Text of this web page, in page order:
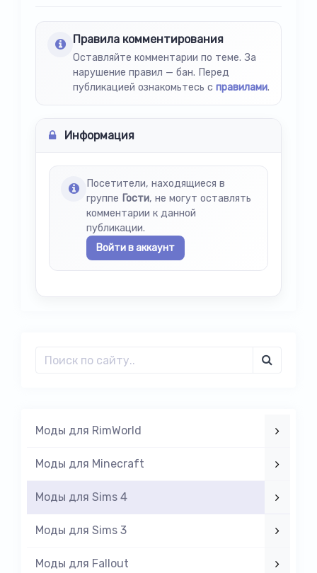
Правила комментирования
Оставляйте комментарии по теме. За
нарушение правил — бан. Перед
публикацией ознакомьтесь с правилами.
Информация
Посетители, находящиеся в
группе Гости, не могут оставлять
комментарии к данной
публикации.
Войти в аккаунт
Моды для RimWorld
Моды для Minecraft
Моды для Sims 4
Моды для Sims 3
Моды для Fallout